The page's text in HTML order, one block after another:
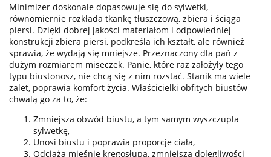
Minimizer doskonale dopasowuje się do sylwetki,
równomiernie rozkłada tkankę tłuszczową, zbiera i ściąga
piersi. Dzięki dobrej jakości materiałom i odpowiedniej
konstrukcji zbiera piersi, podkreśla ich kształt, ale również
sprawia, że wydają się mniejsze. Przeznaczony dla pań z
dużym rozmiarem miseczek. Panie, które raz założyły tego
typu biustonosz, nie chcą się z nim rozstać. Stanik ma wiele
zalet, poprawia komfort życia. Właścicielki obfitych biustów
chwalą go za to, że:
Zmniejsza obwód biustu, a tym samym wyszczupla
sylwetkę,
Unosi biustu i poprawia proporcje ciała,
Odciąża mięśnie kręgosłupa, zmniejsza dolegliwości